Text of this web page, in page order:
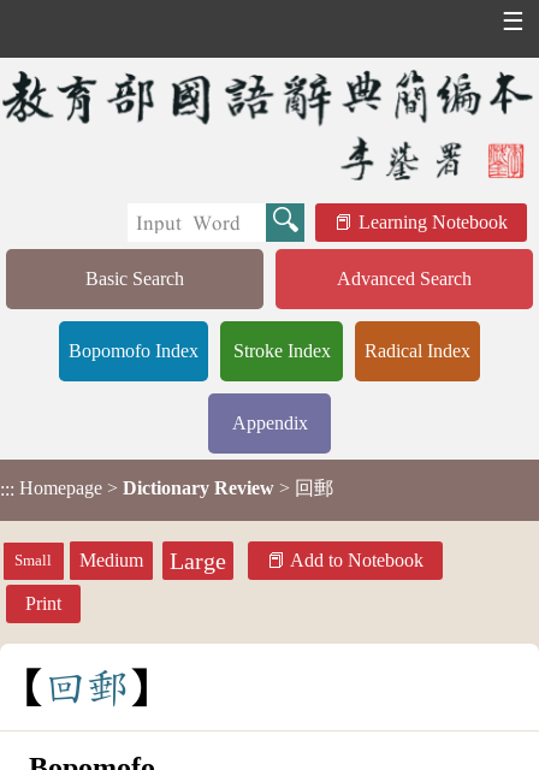
☰
Learning Notebook
Basic Search Advanced Search
Bopomofo Index Stroke Index Radical Index
Appendix
::: Homepage > Dictionary Review > 回郵
Small Medium Large Add to Notebook
Print
回郵